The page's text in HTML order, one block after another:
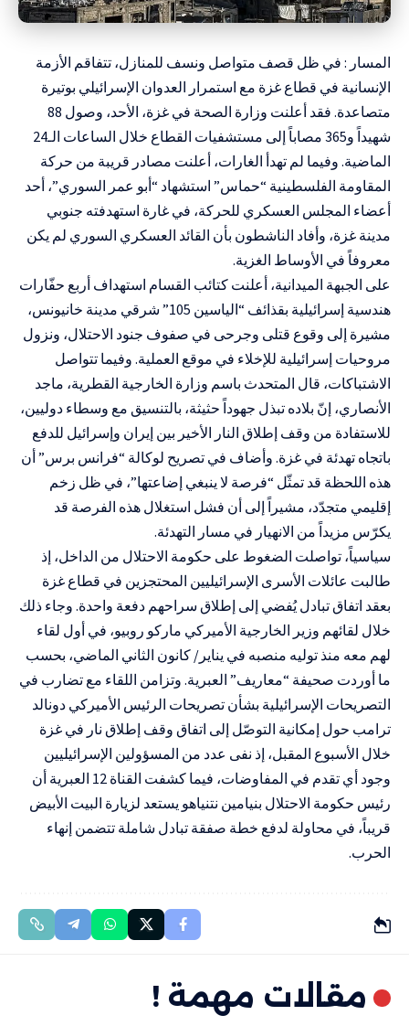
المسار : في ظل قصف متواصل ونسف للمنازل، تتفاقم الأزمة
الإنسانية في قطاع غزة مع استمرار العدوان الإسرائيلي بوتيرة
متصاعدة. فقد أعلنت وزارة الصحة في غزة، الأحد، وصول 88
شهيداً و365 مصاباً إلى مستشفيات القطاع خلال الساعات الـ24
الماضية. وفيما لم تهدأ الغارات، أعلنت مصادر قريبة من حركة
المقاومة الفلسطينية “حماس” استشهاد “أبو عمر السوري”، أحد
أعضاء المجلس العسكري للحركة، في غارة استهدفته جنوبي
مدينة غزة، وأفاد الناشطون بأن القائد العسكري السوري لم يكن
معروفاً في الأوساط الغزية.
على الجبهة الميدانية، أعلنت كتائب القسام استهداف أربع حفّارات
هندسية إسرائيلية بقذائف “الياسين 105” شرقي مدينة خانيونس،
مشيرة إلى وقوع قتلى وجرحى في صفوف جنود الاحتلال، ونزول
مروحيات إسرائيلية للإخلاء في موقع العملية. وفيما تتواصل
الاشتباكات، قال المتحدث باسم وزارة الخارجية القطرية، ماجد
الأنصاري، إنّ بلاده تبذل جهوداً حثيثة، بالتنسيق مع وسطاء دوليين،
للاستفادة من وقف إطلاق النار الأخير بين إيران وإسرائيل للدفع
باتجاه تهدئة في غزة. وأضاف في تصريح لوكالة “فرانس برس” أن
هذه اللحظة قد تمثّل “فرصة لا ينبغي إضاعتها”، في ظل زخم
إقليمي متجدّد، مشيراً إلى أن فشل استغلال هذه الفرصة قد
يكرّس مزيداً من الانهيار في مسار التهدئة.
سياسياً، تواصلت الضغوط على حكومة الاحتلال من الداخل، إذ
طالبت عائلات الأسرى الإسرائيليين المحتجزين في قطاع غزة
بعقد اتفاق تبادل يُفضي إلى إطلاق سراحهم دفعة واحدة. وجاء ذلك
خلال لقائهم وزير الخارجية الأميركي ماركو روبيو، في أول لقاء
لهم معه منذ توليه منصبه في يناير/ كانون الثاني الماضي، بحسب
ما أوردت صحيفة “معاريف” العبرية. وتزامن اللقاء مع تضارب في
التصريحات الإسرائيلية بشأن تصريحات الرئيس الأميركي دونالد
ترامب حول إمكانية التوصّل إلى اتفاق وقف إطلاق نار في غزة
خلال الأسبوع المقبل، إذ نفى عدد من المسؤولين الإسرائيليين
وجود أي تقدم في المفاوضات، فيما كشفت القناة 12 العبرية أن
رئيس حكومة الاحتلال بنيامين نتنياهو يستعد لزيارة البيت الأبيض
قريباً، في محاولة لدفع خطة صفقة تبادل شاملة تتضمن إنهاء
الحرب.
مقالات مهمة !